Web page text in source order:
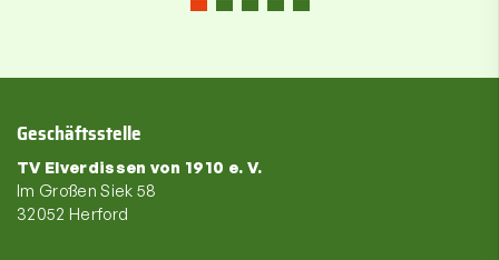
Geschäftsstelle
TV Elverdissen von 1910 e. V.
Im Großen Siek 58
32052 Herford